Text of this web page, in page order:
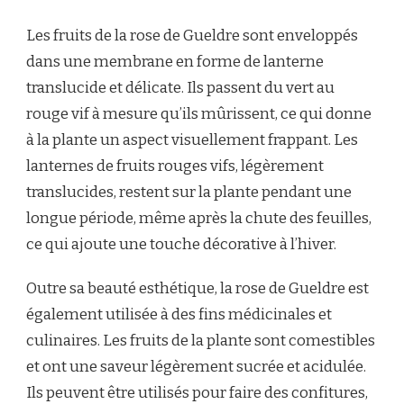
Les fruits de la rose de Gueldre sont enveloppés
dans une membrane en forme de lanterne
translucide et délicate. Ils passent du vert au
rouge vif à mesure qu’ils mûrissent, ce qui donne
à la plante un aspect visuellement frappant. Les
lanternes de fruits rouges vifs, légèrement
translucides, restent sur la plante pendant une
longue période, même après la chute des feuilles,
ce qui ajoute une touche décorative à l’hiver.
Outre sa beauté esthétique, la rose de Gueldre est
également utilisée à des fins médicinales et
culinaires. Les fruits de la plante sont comestibles
et ont une saveur légèrement sucrée et acidulée.
Ils peuvent être utilisés pour faire des confitures,